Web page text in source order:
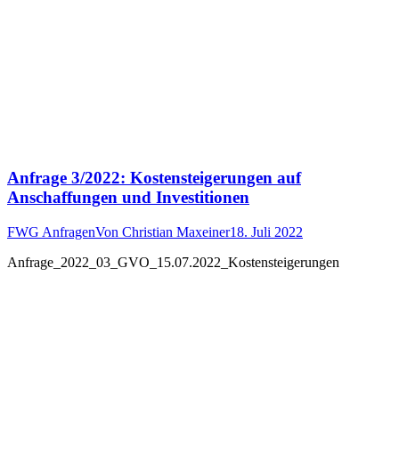
Anfrage 3/2022: Kostensteigerungen auf
Anschaffungen und Investitionen
FWG AnfragenVon Christian Maxeiner18. Juli 2022
Anfrage_2022_03_GVO_15.07.2022_Kostensteigerungen